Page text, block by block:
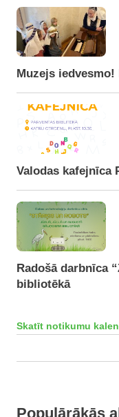
Muzejs
Valodas kafejnīca
Radošā darbnīca
bibliotēkā
Skatīt notikumu
Populārākās